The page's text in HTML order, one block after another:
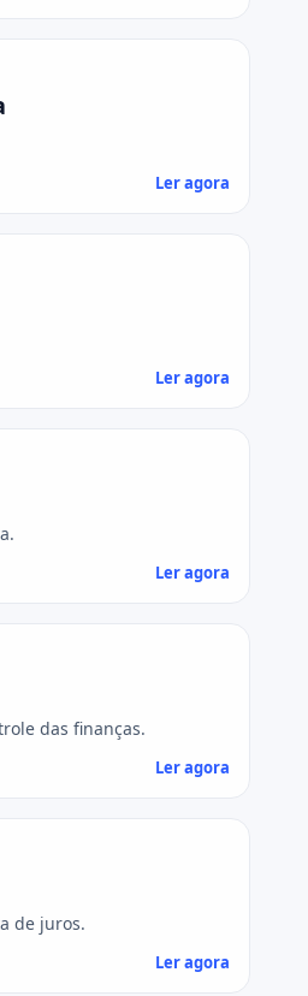
Ler agora
Ler agora
Ler agora
das finanças.
Ler agora
de juros.
Ler agora